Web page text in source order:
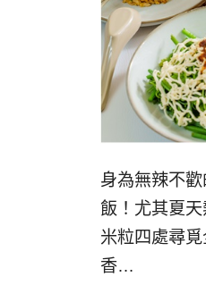
身為無辣不
飯！尤其夏
米粒四處尋
香…